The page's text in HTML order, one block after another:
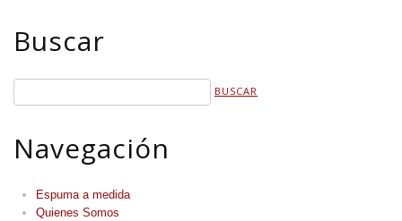
Buscar
Navegación
Espuma a medida
Quienes Somos